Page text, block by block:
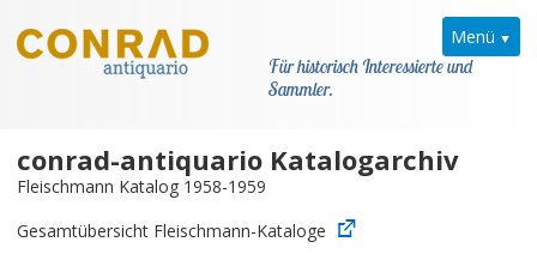
Für historisch Interessierte und
Sammler.
Home
Menü
conrad-antiquario Katalogarchiv
Fleischmann Katalog 1958-1959
Gesamtübersicht Fleischmann-Kataloge